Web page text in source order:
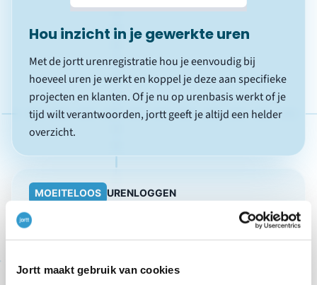
Jortt maakt gebruik van cookies
Hou inzicht in je gewerkte uren
Met de jortt urenregistratie hou je eenvoudig bij
hoeveel uren je werkt en koppel je deze aan specifieke
projecten en klanten. Of je nu op urenbasis werkt of je
tijd wilt verantwoorden, jortt geeft je altijd een helder
overzicht.
MOEITELOOS URENLOGGEN